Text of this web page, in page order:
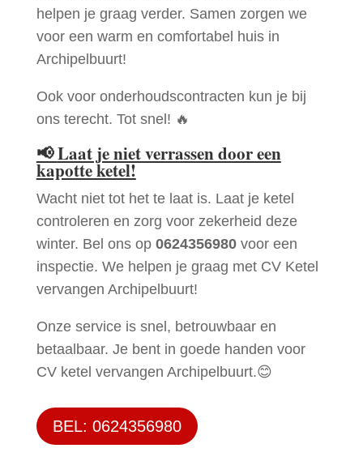
helpen je graag verder. Samen zorgen we
voor een warm en comfortabel huis in
Archipelbuurt!
Ook voor onderhoudscontracten kun je bij
ons terecht. Tot snel! 🔥
📢Laat je niet verrassen door een
kapotte ketel!
Wacht niet tot het te laat is. Laat je ketel
controleren en zorg voor zekerheid deze
winter. Bel ons op 0624356980voor een
inspectie. We helpen je graag met CV Ketel
vervangen Archipelbuurt!
Onze service is snel, betrouwbaar en
betaalbaar. Je bent in goede handen voor
CV ketel vervangen Archipelbuurt.😊
BEL: 0624356980